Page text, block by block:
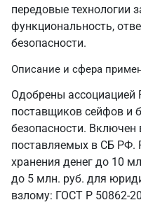
передовые технологии
функциональность,
безопасности.
Описание и сфера
Одобрены ассоциацией
поставщиков сейфов и
безопасности. Включен
поставляемых в СБ РФ.
хранения денег до 10
до 5 млн. руб. для
взлому: ГОСТ Р 50862-